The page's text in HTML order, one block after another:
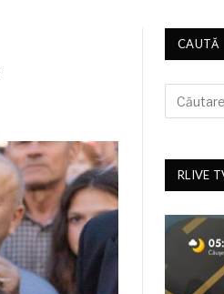
CAUTĂ
RLIVE